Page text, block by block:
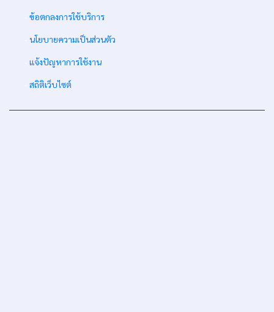
ข้อตกลงการใช้บริการ
นโยบายความเป็นส่วนตัว
แจ้งปัญหาการใช้งาน
สถิติเว็บไซต์